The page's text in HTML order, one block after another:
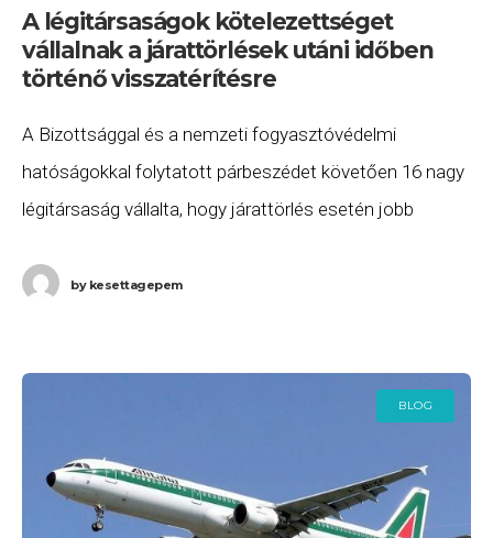
A légitársaságok kötelezettséget
vállalnak a járattörlések utáni időben
történő visszatérítésre
A Bizottsággal és a nemzeti fogyasztóvédelmi
hatóságokkal folytatott párbeszédet követően 16 nagy
légitársaság vállalta, hogy járattörlés esetén jobb
az utasok költségeit. A Bizottság
bykesettagepem
BLOG